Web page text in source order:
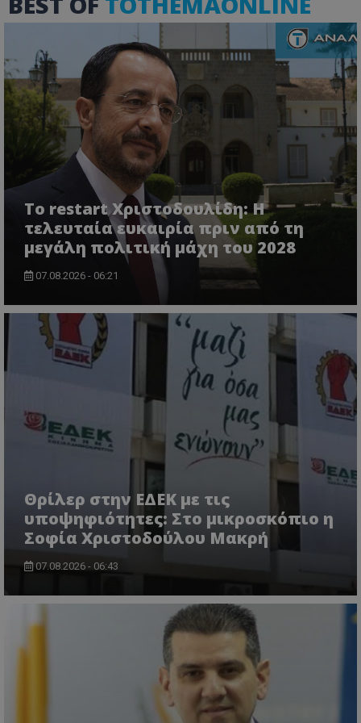
Το restart Χριστοδουλίδη: Η
τελευταία ευκαιρία πριν από τη
μεγάλη πολιτική μάχη του 2028
07.08.2026 - 06:21
Θρίλερ στην ΕΔΕΚ με τις
υποψηφιότητες: Στο μικροσκόπιο η
Σοφία Χριστοδούλου Μακρή
07.08.2026 - 06:43
Ονοματεπώνυμο
Προμηθευτής /Πεδίο
.lifenewscy.tothemaonline.com
ASP.NET_SessionId
Microsoft Corporation
VISITOR_PRIVACY_METADATA
YouTube
.youtube.com